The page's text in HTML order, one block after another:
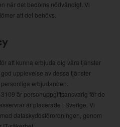
när det bedöms nödvändigt. Vi
att det behövs.
att kunna erbjuda dig våra tjänster
upplevelse av dessa tjänster
erbjudanden.
är personuppgiftsansvarig för de
är placerade i Sverige. Vi
dataskyddsförordningen, genom